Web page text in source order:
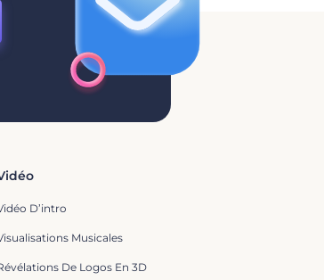
D’intro
Musicales
De Logos En 3D